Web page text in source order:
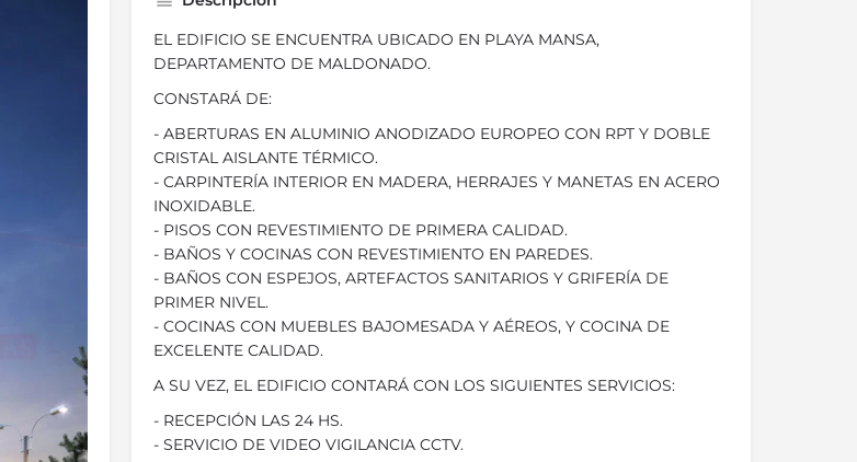
EL EDIFICIO SE ENCUENTRA UBICADO EN PLAYA MANSA,
DEPARTAMENTO DE MALDONADO.
CONSTARÁ DE:
- ABERTURAS EN ALUMINIO ANODIZADO EUROPEO CON RPT Y DOBLE
CRISTAL AISLANTE TÉRMICO.
- CARPINTERÍA INTERIOR EN MADERA, HERRAJES Y MANETAS EN ACERO
INOXIDABLE.
- PISOS CON REVESTIMIENTO DE PRIMERA CALIDAD.
- BAÑOS Y COCINAS CON REVESTIMIENTO EN PAREDES.
- BAÑOS CON ESPEJOS, ARTEFACTOS SANITARIOS Y GRIFERÍA DE
PRIMER NIVEL.
- COCINAS CON MUEBLES BAJOMESADA Y AÉREOS, Y COCINA DE
EXCELENTE CALIDAD.
A SU VEZ, EL EDIFICIO CONTARÁ CON LOS SIGUIENTES SERVICIOS:
- RECEPCIÓN LAS 24 HS.
- SERVICIO DE VIDEO VIGILANCIA CCTV.